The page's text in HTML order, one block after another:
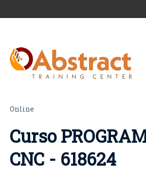
Online
Curso
CNC - 618624